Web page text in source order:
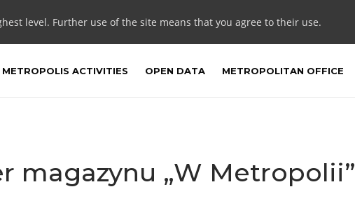
level. Further use of the site means that you agree to their use.
METROPOLIS ACTIVITIES OPEN DATA METROPOLITAN OFFICE
magazynu „W Metropolii”